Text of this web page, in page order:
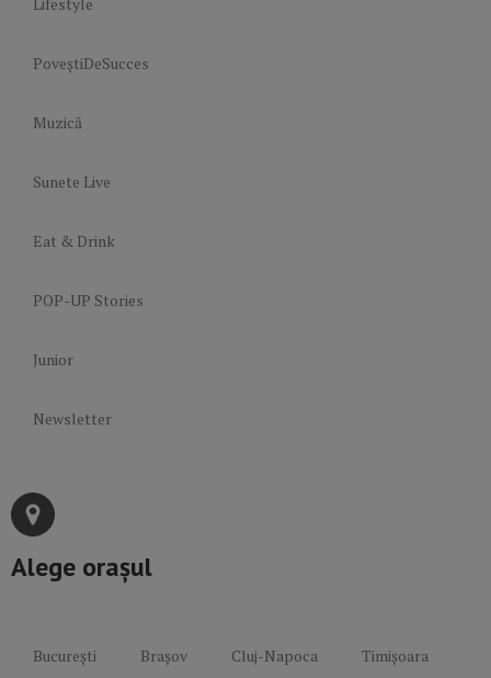
PoveștiDeSucces
Muzică
Sunete Live
Eat & Drink
POP-UP Stories
Junior
Newsletter
Alege orașul
București Brașov Cluj-Napoca Timișoara